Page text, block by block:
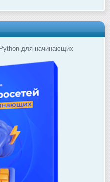
для начинающих